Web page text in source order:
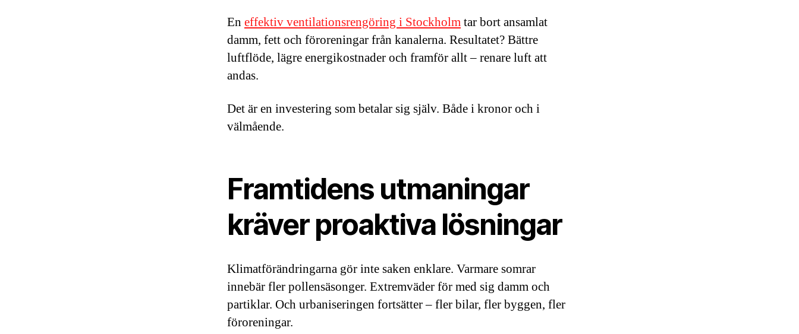
En effektiv ventilationsrengöring i Stockholmtar bort ansamlat
damm, fett och föroreningar från kanalerna. Resultatet? Bättre
luftflöde, lägre energikostnader och framför allt – renare luft att
andas.
Det är en investering som betalar sig själv. Både i kronor och i
välmående.
Framtidens utmaningar
kräver proaktiva lösningar
Klimatförändringarna gör inte saken enklare. Varmare somrar
innebär fler pollensäsonger. Extremväder för med sig damm och
partiklar. Och urbaniseringen fortsätter – fler bilar, fler byggen, fler
föroreningar.